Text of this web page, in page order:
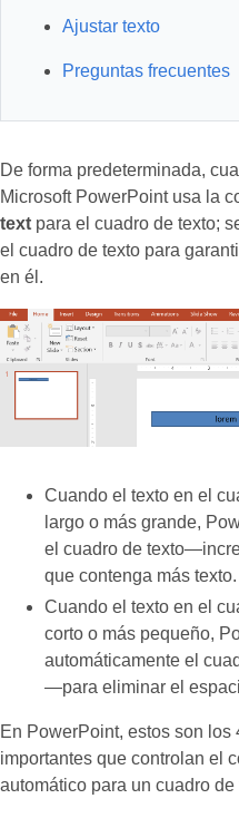
Ajustar texto
Preguntas frecuentes
De forma predeterminada,
Microsoft PowerPoint usa la
text para el cuadro de texto;
el cuadro de texto para
en él.
Cuando el texto en el
largo o más grande,
el cuadro de
que contenga más texto.
Cuando el texto en el
corto o más pequeño,
automáticamente el
—para eliminar el
En PowerPoint, estos son
importantes que controlan el
automático para un cuadro de